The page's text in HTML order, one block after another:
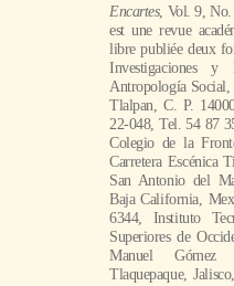
Encartes, Vol. 9, No.
est une revue
libre publiée deux
Investigaciones y
Antropología Social,
Tlalpan, C. P.
22-048, Tel. 54 87
Colegio de la
Carretera Escénica
San Antonio del
Baja California,
6344, Instituto
Superiores de
Manuel
Tlaquepaque,